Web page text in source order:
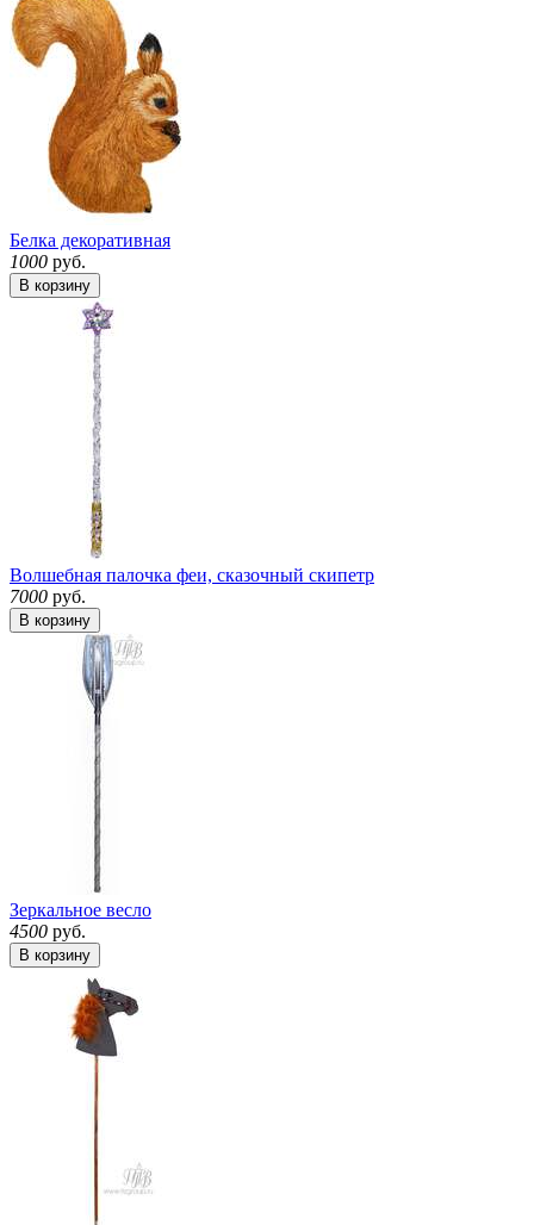
Белка декоративная
1000 руб.
В корзину
Волшебная палочка феи, сказочный скипетр
7000 руб.
В корзину
Зеркальное весло
4500 руб.
В корзину